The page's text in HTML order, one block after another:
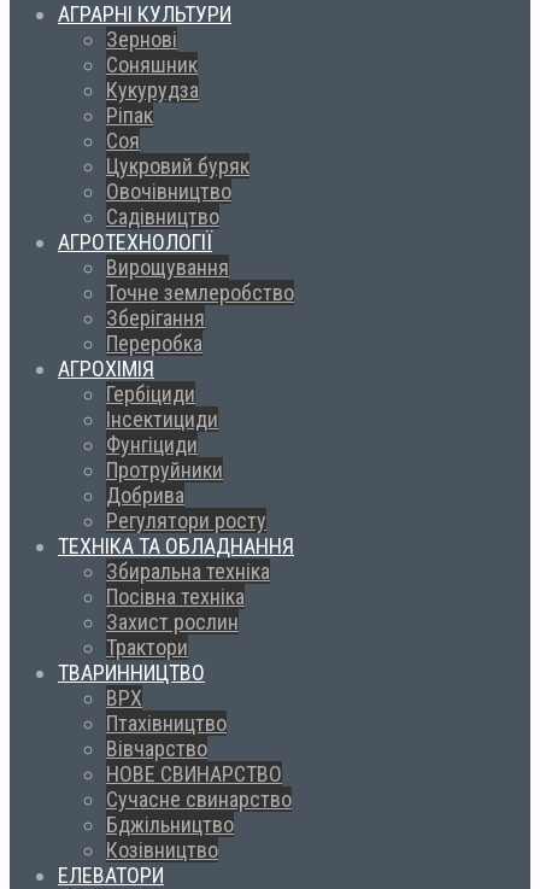
АГРАРНІ КУЛЬТУРИ
Зернові
Соняшник
Кукурудза
Ріпак
Соя
Цукровий буряк
Овочівництво
Садівництво
АГРОТЕХНОЛОГІЇ
Вирощування
Точне землеробство
Зберігання
Переробка
АГРОХІМІЯ
Гербіциди
Інсектициди
Фунгіциди
Протруйники
Добрива
Регулятори росту
ТЕХНІКА ТА ОБЛАДНАННЯ
Збиральна техніка
Посівна техніка
Захист рослин
Трактори
ТВАРИННИЦТВО
ВРХ
Птахівництво
Вівчарство
НОВЕ СВИНАРСТВО
Сучасне свинарство
Бджільництво
Козівництво
ЕЛЕВАТОРИ